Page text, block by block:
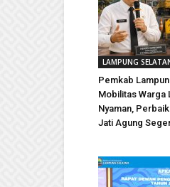
LAMPUNG
Pemkab
Mobilitas Warga
Nyaman,
Jati Agung